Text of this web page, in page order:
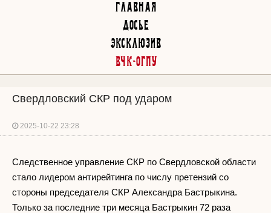
Главная
Досье
Эксклюзив
ВЧК-ОГПУ
Свердловский СКР под ударом
2025-10-22 23:28
Следственное управление СКР по Свердловской области
стало лидером антирейтинга по числу претензий со
стороны председателя СКР Александра Бастрыкина.
Только за последние три месяца Бастрыкин 72 раза